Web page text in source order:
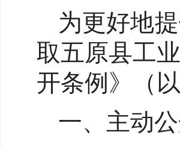
为更好地
取五原县工
开条例》（
一、主动